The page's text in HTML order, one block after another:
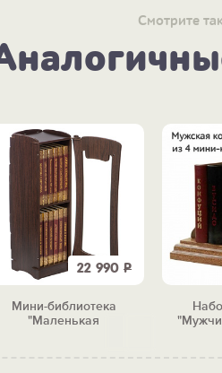
Смотрите
22 990 Р
Мини-библиотека
"Маленькая